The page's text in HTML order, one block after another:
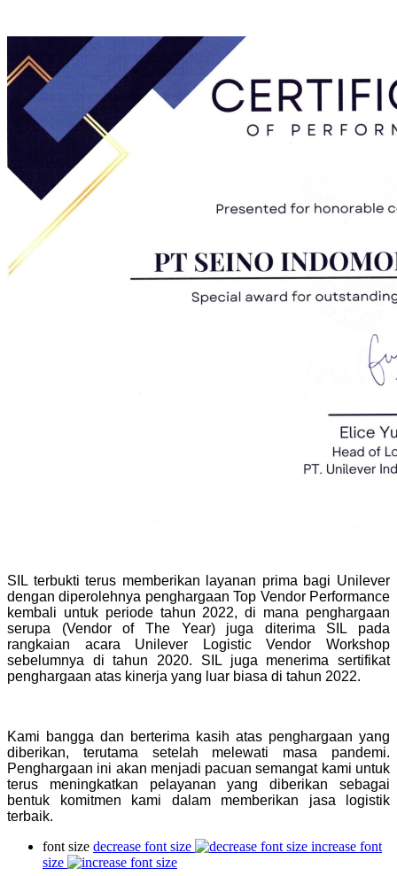
SIL terbukti terus memberikan layanan prima bagi Unilever
dengan diperolehnya penghargaan Top Vendor Performance
kembali untuk periode tahun 2022, di mana penghargaan
serupa (Vendor of The Year) juga diterima SIL pada
rangkaian acara Unilever Logistic Vendor Workshop
sebelumnya di tahun 2020. SIL juga menerima sertifikat
penghargaan atas kinerja yang luar biasa di tahun 2022.
Kami bangga dan berterima kasih atas penghargaan yang
diberikan, terutama setelah melewati masa pandemi.
Penghargaan ini akan menjadi pacuan semangat kami untuk
terus meningkatkan pelayanan yang diberikan sebagai
bentuk komitmen kami dalam memberikan jasa logistik
terbaik.
font size decrease font size
increase font
size